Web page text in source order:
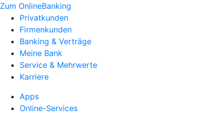
Zum OnlineBanking
Privatkunden
Firmenkunden
Banking & Verträge
Meine Bank
Service & Mehrwerte
Karriere
Apps
Online-Services